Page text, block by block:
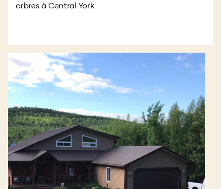
arbres à Central York.